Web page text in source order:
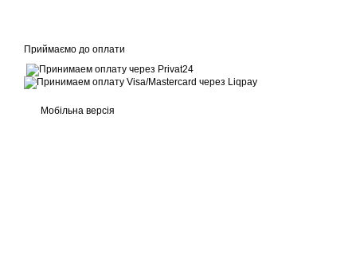
Приймаємо до оплати
Мобільна версія